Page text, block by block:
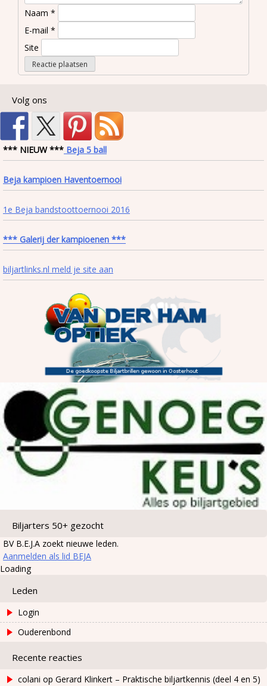
Naam *
E-mail *
Site
Volg ons
*** NIEUW *** Beja 5 ball
Beja kampioen Haventoernooi
1e Beja bandstoottoernooi 2016
*** Galerij der kampioenen ***
biljartlinks.nl meld je site aan
Biljarters 50+ gezocht
BV B.E.J.A zoekt nieuwe leden.
Aanmelden als lid BEJA
Loading
Leden
Login
Ouderenbond
Recente reacties
colani op Gerard Klinkert – Praktische biljartkennis (deel 4 en 5)